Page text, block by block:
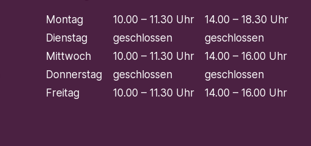
Montag 10.00 – 11.30 Uhr
14.00 – 18.30 Uhr
Dienstag geschlossen
geschlossen
Mittwoch 10.00 – 11.30 Uhr
14.00 – 16.00 Uhr
Donnerstag geschlossen
geschlossen
Freitag 10.00 – 11.30 Uhr 14.00 – 16.00 Uhr